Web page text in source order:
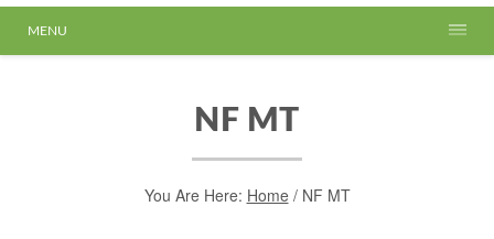
MENU
NF MT
You Are Here: Home/ NF MT